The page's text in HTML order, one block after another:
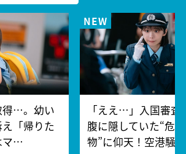
得…。幼い
「帰りた
マ…
「ええ…」入国審査
腹に隠していた“危
物”に仰天！空港騒